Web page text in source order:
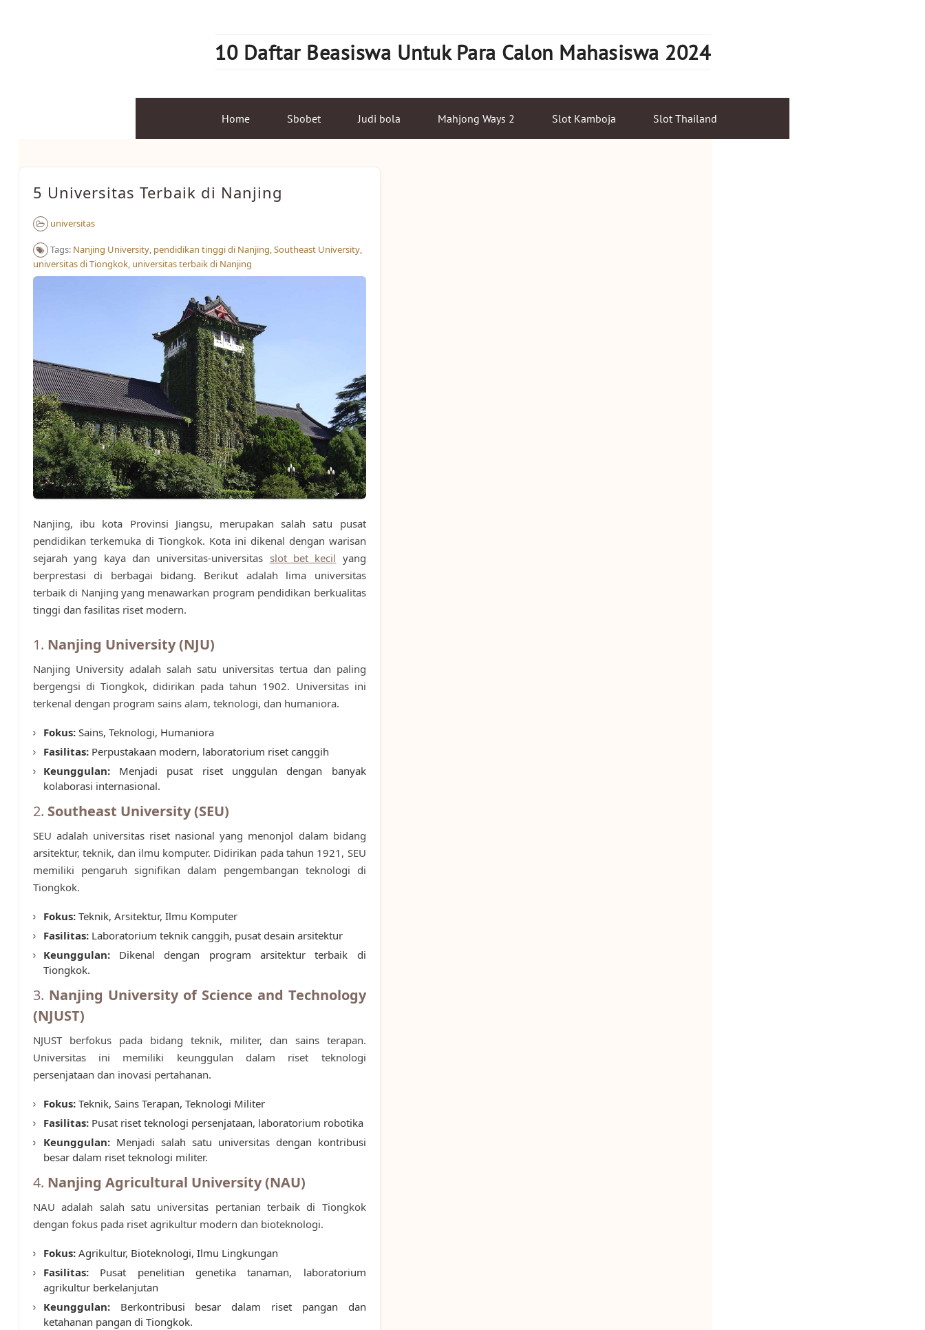
10 Daftar Beasiswa Untuk Para Calon Mahasiswa 2024
Home Sbobet Judi bola Mahjong Ways 2 Slot Kamboja Slot Thailand
5 Universitas Terbaik di Nanjing
universitas
Tags: Nanjing University, pendidikan tinggi di Nanjing,Southeast University,
universitas di Tiongkok, universitas terbaik di Nanjing
Nanjing, ibu kota Provinsi Jiangsu, merupakan salah satu pusat
pendidikan terkemuka di Tiongkok. Kota ini dikenal dengan warisan
sejarah yang kaya dan universitas-universitas slot bet kecil yang
berprestasi di berbagai bidang. Berikut adalah lima universitas
terbaik di Nanjing yang menawarkan program pendidikan berkualitas
tinggi dan fasilitas riset modern.
1. Nanjing University (NJU)
Nanjing University adalah salah satu universitas tertua dan paling
bergengsi di Tiongkok, didirikan pada tahun 1902. Universitas ini
terkenal dengan program sains alam, teknologi, dan humaniora.
Fokus:Sains, Teknologi, Humaniora
Fasilitas:Perpustakaan modern, laboratorium riset canggih
Keunggulan:Menjadi pusat riset unggulan dengan banyak
kolaborasi internasional.
2. Southeast University (SEU)
SEU adalah universitas riset nasional yang menonjol dalam bidang
arsitektur, teknik, dan ilmu komputer. Didirikan pada tahun 1921, SEU
memiliki pengaruh signifikan dalam pengembangan teknologi di
Tiongkok.
Fokus:Teknik, Arsitektur, Ilmu Komputer
Fasilitas:Laboratorium teknik canggih, pusat desain arsitektur
Keunggulan:Dikenal dengan program arsitektur terbaik di
Tiongkok.
3. Nanjing University of Science and Technology
(NJUST)
NJUST berfokus pada bidang teknik, militer, dan sains terapan.
Universitas ini memiliki keunggulan dalam riset teknologi
persenjataan dan inovasi pertahanan.
Fokus:Teknik, Sains Terapan, Teknologi Militer
Fasilitas:Pusat riset teknologi persenjataan, laboratorium robotika
Keunggulan:Menjadi salah satu universitas dengan kontribusi
besar dalam riset teknologi militer.
4. Nanjing Agricultural University (NAU)
NAU adalah salah satu universitas pertanian terbaik di Tiongkok
dengan fokus pada riset agrikultur modern dan bioteknologi.
Fokus:Agrikultur, Bioteknologi, Ilmu Lingkungan
Fasilitas:Pusat penelitian genetika tanaman, laboratorium
agrikultur berkelanjutan
Keunggulan:Berkontribusi besar dalam riset pangan dan
ketahanan pangan di Tiongkok.